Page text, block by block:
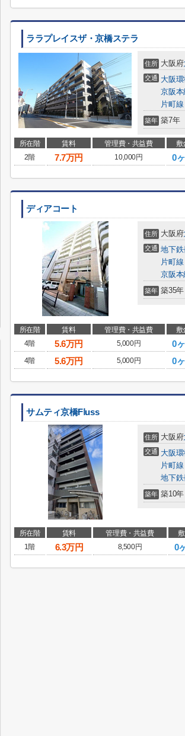
ララプレイスザ・京橋ステラ
住所 大阪府
交通 大阪環
京阪本
片町線
築年 築7年
所在階 賃料 管理費・共益費 敷
2階
7.7万円 10,000円 0
ディアコート
住所 大阪府
交通 地下
片町線
京阪本
築年 築35年
所在階 賃料 管理費・共益費 敷
4階
5.6万円 5,000円 0
4階
5.6万円 5,000円 0
サムティ京橋Fⅼuss
住所 大阪府
交通 大阪環
片町線
地下
築年 築10年
所在階 賃料 管理費・共益費
1階
6.3万円 8,500円 0